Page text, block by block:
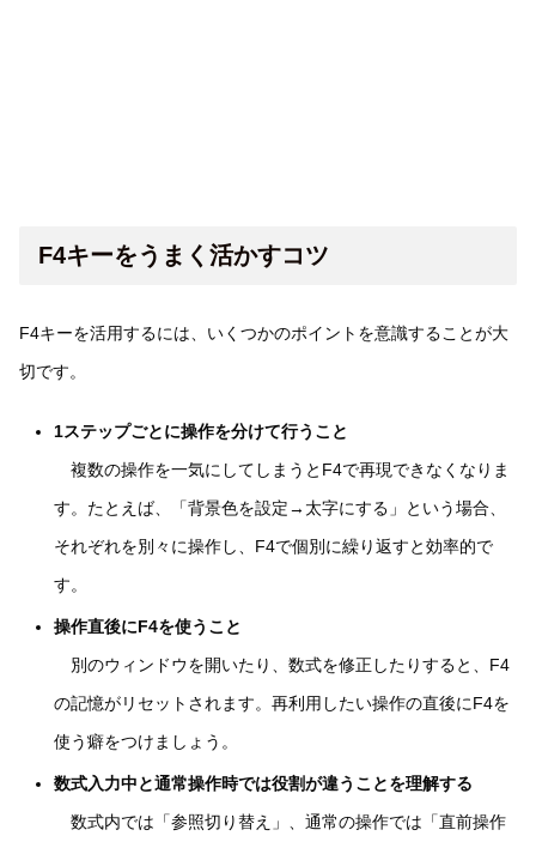
F4キーをうまく活かすコツ
F4キーを活用するには、いくつかのポイントを意識することが大
切です。
1ステップごとに操作を分けて行うこと
複数の操作を一気にしてしまうとF4で再現できなくなりま
す。たとえば、「背景色を設定→太字にする」という場合、
それぞれを別々に操作し、F4で個別に繰り返すと効率的で
す。
操作直後にF4を使うこと
別のウィンドウを開いたり、数式を修正したりすると、F4
の記憶がリセットされます。再利用したい操作の直後にF4を
使う癖をつけましょう。
数式入力中と通常操作時では役割が違うことを理解する
数式内では「参照切り替え」、通常の操作では「直前操作